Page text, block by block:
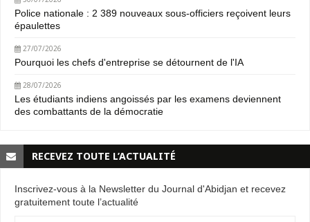
Police nationale : 2 389 nouveaux sous-officiers reçoivent leurs
épaulettes
27/07/2026
Pourquoi les chefs d'entreprise se détournent de l'IA
28/07/2026
Les étudiants indiens angoissés par les examens deviennent
des combattants de la démocratie
RECEVEZ TOUTE L’ACTUALITÉ
Inscrivez-vous à la Newsletter du Journal d'Abidjan et recevez
gratuitement toute l’actualité